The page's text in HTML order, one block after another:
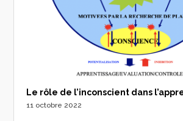
Le rôle de l’inconscient dans
11 octobre 2022